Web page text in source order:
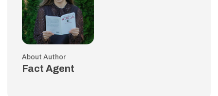
About Author
Fact Agent